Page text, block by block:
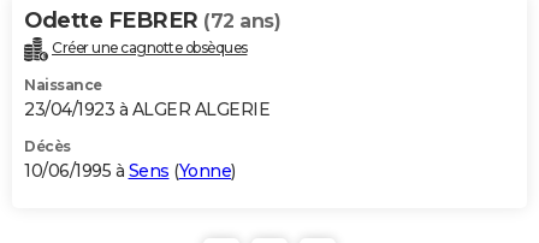
Odette FEBRER (72 ans)
Créer une cagnotte obsèques
Naissance
23/04/1923 à ALGER ALGERIE
Décès
10/06/1995 à Sens (Yonne)